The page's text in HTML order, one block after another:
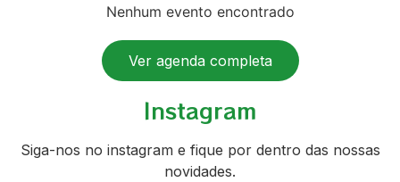
Nenhum evento encontrado
Ver agenda completa
Instagram
Siga-nos no instagram e fique por dentro das nossas
novidades.